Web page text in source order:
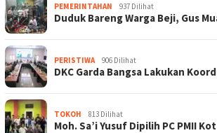
PEMERINTAHAN 937 Dilihat
Duduk Bareng Warga Beji, Gus
PERISTIWA 906 Dilihat
DKC Garda Bangsa Lakukan
TOKOH 813 Dilihat
Moh. Sa’i Yusuf Dipilih PC PMII